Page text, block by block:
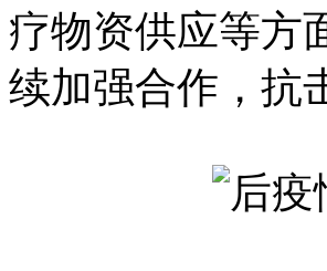
疗物资供应等方
续加强合作，抗